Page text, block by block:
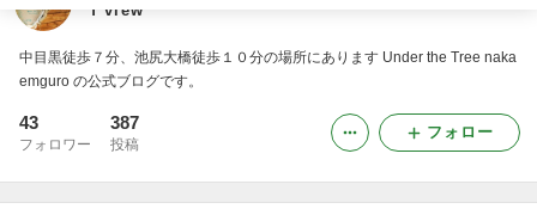
f view
中目黒徒歩７分、池尻大橋徒歩１０分の場所にあります Under the Tree naka
emguro の公式ブログです。
43
フォロワー
387
投稿
フォロー